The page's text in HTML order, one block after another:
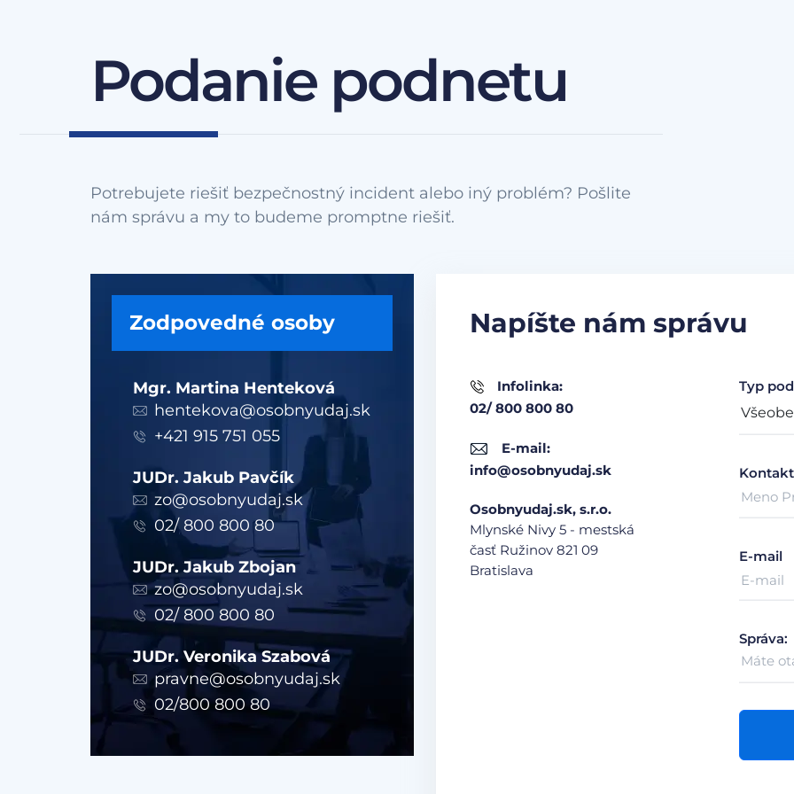
Podanie podnetu
Potrebujete riešiť bezpečnostný incident alebo iný problém? Pošlite
Zodpovedné osoby
Mgr. Martina Henteková
hentekova@osobnyudaj.sk
+421 915 751 055
JUDr. Jakub Pavčík
zo@osobnyudaj.sk
02/ 800 800 80
JUDr. Jakub Zbojan
zo@osobnyudaj.sk
02/ 800 800 80
JUDr. Veronika Szabová
pravne@osobnyudaj.sk
02/800 800 80
Napíšte nám správu
Infolinka:
02/ 800 800 80
E-mail:
info@osobnyudaj.sk
Osobnyudaj.sk, s.r.o.
Mlynské Nivy 5 - mestská
časť Ružinov 821 09
Bratislava
Typ
E-mail
Správa: